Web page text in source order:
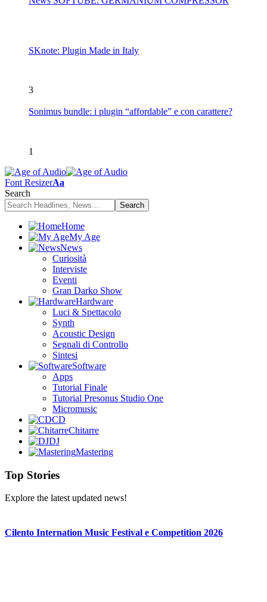
SKnote: Plugin Made in Italy
3
Sonimus bundle: i plugin “affordable” e con carattere?
1
Font ResizerAa
Search
Home
My Age
News
Curiosità
Interviste
Eventi
Gran Darko Show
Hardware
Luci & Spettacolo
Synth
Acoustic Design
Segnali di Controllo
Sintesi
Software
Apps
Tutorial Finale
Tutorial Presonus Studio One
Micromusic
CD
Chitarre
DJ
Mastering
Top Stories
Explore the latest updated news!
Cilento Internation Music Festival e Competition 2026